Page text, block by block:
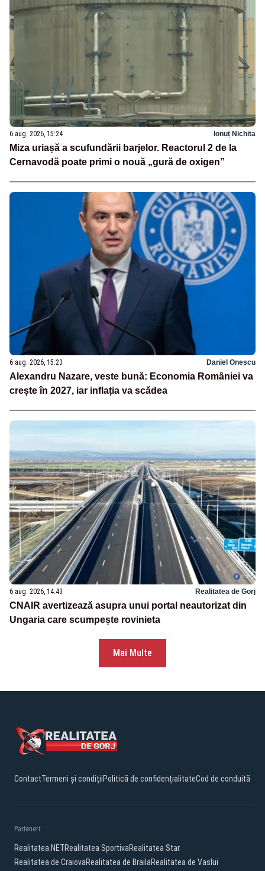
6 aug. 2026, 15:24 Ionuț Nichita
Miza uriașă a scufundării barjelor. Reactorul 2 de la
Cernavodă poate primi o nouă „gură de oxigen”
6 aug. 2026, 15:23 Daniel Onescu
Alexandru Nazare, veste bună: Economia României va
crește în 2027, iar inflația va scădea
6 aug. 2026, 14:43 Realitatea de Gorj
CNAIR avertizează asupra unui portal neautorizat din
Ungaria care scumpește rovinieta
Mai Multe
ContactTermeni și condițiiPolitică de confidențialitateCod de conduită
Parteneri:
Realitatea.NETRealitatea SportivaRealitatea Star
Realitatea de CraiovaRealitatea de BrailaRealitatea de Vaslui